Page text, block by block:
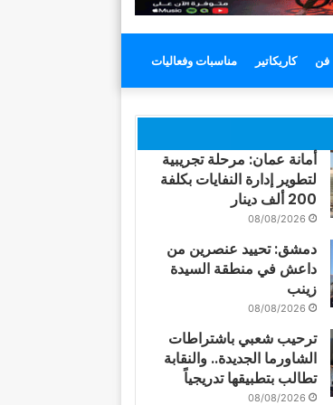
فن كاريكاتير مناسبات وفعاليات
أمانة عمان: مرحلة تجريبية
لتطوير إدارة النفايات بكلفة
200 ألف دينار
08/08/2026
دمشق: تحييد عنصرين من
داعش في منطقة السيدة
زينب
08/08/2026
ترحيب شعبي باشتراطات
الشاورما الجديدة.. والنقابة
تطالب بتطبيقها تدريجياً
08/08/2026